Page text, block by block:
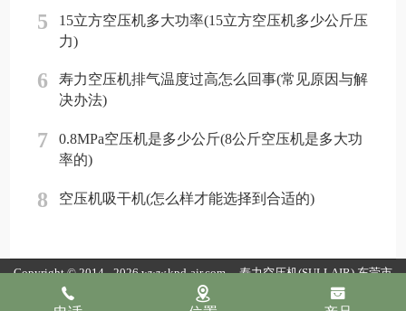
5
15立方空压机多大功率(15立方空压机多少公斤压
力)
6
寿力空压机排气温度过高怎么回事(常见原因与解
决办法)
7
0.8MPa空压机是多少公斤(8公斤空压机是多大功
率的)
8 空压机吸干机(怎么样才能选择到合适的)
Copyright © 2014 - 2026 www.kpd-air.com 寿力空压机(SULLAIR)东莞市
康普达节能科技有限公司版权所有
粤ICP备19154118号 粤公网安备